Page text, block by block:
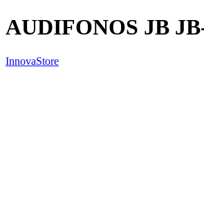
AUDIFONOS JB
InnovaStore